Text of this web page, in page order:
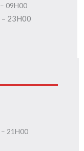
09H00
23H00
21H00